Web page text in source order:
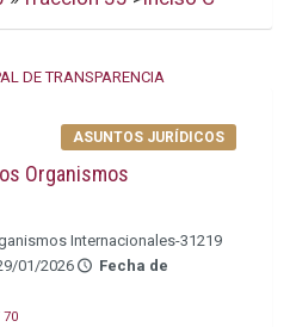
DE TRANSPARENCIA
ASUNTOS JURÍDICOS
Organismos
Internacionales-31219
01/2026
Fecha de
70